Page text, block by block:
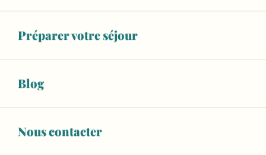
Préparer votre séjour
Blog
Nous contacter
WiFi
+ 5 autre(s) prestation(s)
02 43 23 84▒▒